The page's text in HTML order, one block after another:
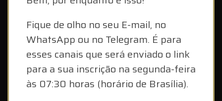
Fique de olho no seu E-mail, no
WhatsApp ou no Telegram. É para
esses canais que será enviado o link
para a sua inscrição na segunda-feira
às 07:30 horas (horário de Brasília).